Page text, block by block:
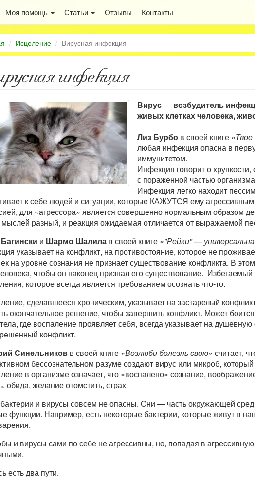
Моя помощь Статьи Отзывы Контакты
Исцеление Вирусная инфекция
инфекция
Вирус — возбудитель
живых клетках человека,
Лиз Бурбо в своей книге
любая инфекция опасна в
иммунитетом.
Инфекция говорит о
с пораженной частью
Инфекция легко находит
к себе людей и ситуации, которые КАЖУТСЯ ему
для «агрессора» является совершенно нормальным образом
мыслей разный, и реакция ожидаемая отличается от выражаемой
и Шармо Шалила в своей книге «"Рейки" —
указывает на конфликт, на противостояние, которое не
на уровне сознания не признает существование конфликта. В
чтобы он наконец признал его существование.
которое всегда является требованием осознать что-то.
сделавшееся хроническим, указывает на застарелый
окончательное решение, чтобы завершить конфликт. Может боится
где воспаление проявляет себя, всегда указывает на душевную
конфликт.
Синельников в своей книге «Возлюби болезнь свою» считает,
бессознательном разуме создают вирус или микроб,
в организме означает, что «воспалено» сознание,
обида, желание отомстить, страх.
и вирусы совсем не опасны. Они — часть окружающей
функции. Например, есть некоторые бактерии, которые живут в
и вирусы сами по себе не агрессивны, но, попадая в
есть два пути.